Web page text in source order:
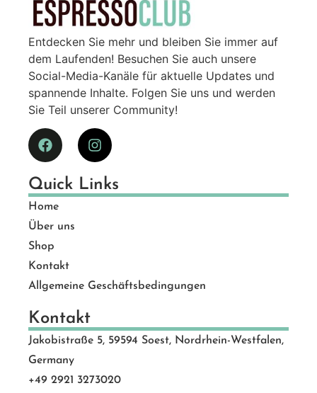
Entdecken Sie mehr und bleiben Sie immer auf
dem Laufenden! Besuchen Sie auch unsere
Social-Media-Kanäle für aktuelle Updates und
spannende Inhalte. Folgen Sie uns und werden
Sie Teil unserer Community!
Quick Links
Home
Über uns
Shop
Kontakt
Allgemeine Geschäftsbedingungen
Kontakt
Jakobistraße 5, 59594 Soest, Nordrhein-Westfalen,
Germany
+49 2921 3273020